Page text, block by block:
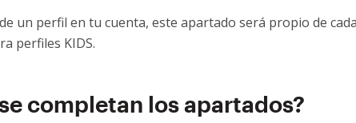
un perfil en tu cuenta, este apartado será propio de
perfiles KIDS.
completan los apartados?